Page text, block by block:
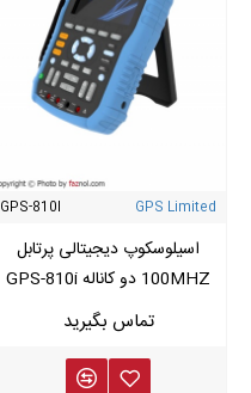
GPS Limited
GPS-810I
اسیلوسکوپ دیجیتالی پرتابل
100MHZ دو کاناله GPS-810i